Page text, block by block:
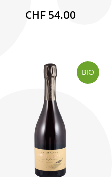
CHF 54.00
BIO